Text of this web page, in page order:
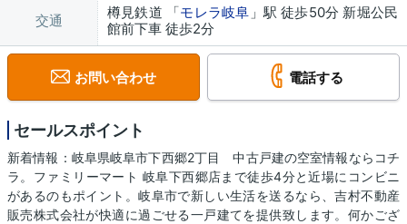
交通 樽見鉄道 「モレラ岐阜 」駅 徒歩50分 新堀公民
館前下車 徒歩2分
お問い合わせ 電話する
セールスポイント
新着情報：岐阜県岐阜市下西郷2丁目 中古戸建の空室情報ならコチ
ラ。ファミリーマート 岐阜下西郷店まで徒歩4分と近場にコンビニ
があるのもポイント。岐阜市で新しい生活を送るなら、吉村不動産
販売株式会社が快適に過ごせる一戸建てを提供致します。何かござ